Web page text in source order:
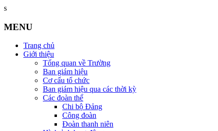
s
MENU
Trang chủ
Giới thiệu
Tổng quan về Trường
Ban giám hiệu
Cơ cấu tổ chức
Ban giám hiệu qua các thời kỳ
Các đoàn thể
Chi bộ Đảng
Công đoàn
Đoàn thanh niên